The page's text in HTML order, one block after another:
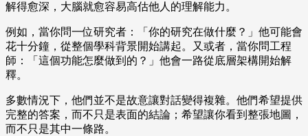
解得愈深，大腦就愈容易高估他人的理解能力。
例如，當你問一位研究者：「你的研究在做什麼？」他可能會
花十分鐘，從整個學科背景開始講起。又或者，當你問工程
師：「這個功能怎麼做到的？」他會一路從底層架構開始解
釋。
多數情況下，他們並不是故意讓對話變得複雜。他們希望提供
完整的答案，而不只是表面的結論；希望讓你看到整張地圖，
而不只是其中一條路。